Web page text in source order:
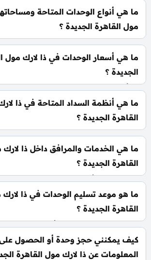
الخامس بالقرب من التسعين الجنوبي
نجيب.
ما هي أنواع الوحدات المتاحة
مول القاهرة الجديدة ؟
يضم المول مجموعة متنوعة من الوحدات
تشمل:
من 67 متر² عيادات طبية: تبدأ من 52 متر²
ما هي أسعار الوحدات في ذا لارك مول
الجديدة ؟
تبدأ الأسعار من 7,020,000
الوحدة والمساحة، كما أن الأسعار قابلة
تطورات السوق.
ما هي أنظمة السداد المتاحة في ذا
القاهرة الجديدة ؟
يمكنك حجز وحدتك
فوائد.
ما هي الخدمات والمرافق داخل ذا
القاهرة الجديدة ؟
يشمل المول أنظمة ذكية، سلالم ومصاعد
مولدات كهربائية وإطفاء حرائق، حديقة
أمنية مشددة.
ما هو موعد تسليم الوحدات في ذا
القاهرة الجديدة ؟
يتم تسليم الوحدات خلال أربع سنوات من
كيف يمكنني حجز وحدة أو الحصول
المعلومات عن ذا لارك مول القاهرة